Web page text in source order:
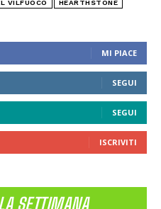
MI PIACE
SEGUI
SEGUI
ISCRIVITI
SETTIMANA
VILFUOCO HEARTHSTONE